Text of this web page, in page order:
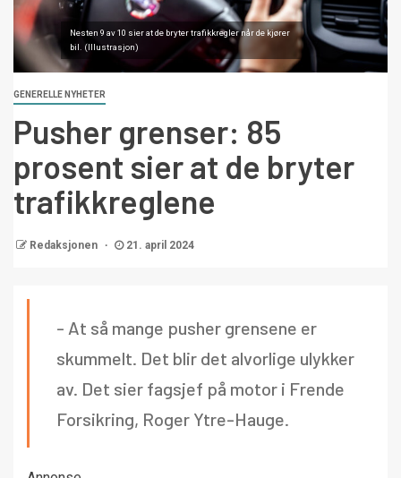
Nesten 9 av 10 sier at de bryter trafikkregler når de kjører
bil. (Illustrasjon)
GENERELLE NYHETER
Pusher grenser: 85
prosent sier at de bryter
trafikkreglene
Redaksjonen 21. april 2024
- At så mange pusher grensene er
skummelt. Det blir det alvorlige ulykker
av. Det sier fagsjef på motor i Frende
Forsikring, Roger Ytre-Hauge.